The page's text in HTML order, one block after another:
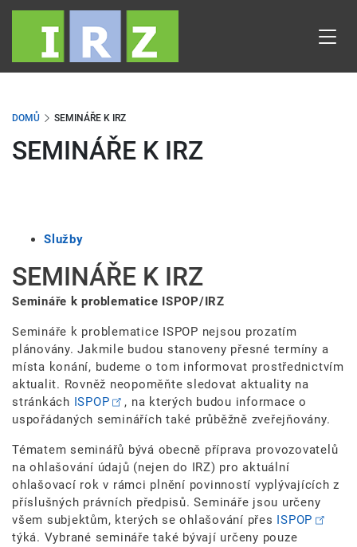
Přejít
obsahu
DOMŮ SEMINÁŘE K IRZ
SEMINÁŘE K IRZ
Služby
SEMINÁŘE K IRZ
Semináře k problematice ISPOP/IRZ
Semináře k problematice ISPOP nejsou prozatím
plánovány. Jakmile budou stanoveny přesné termíny a
místa konání, budeme o tom informovat prostřednictvím
aktualit. Rovněž neopoměňte sledovat aktuality na
stránkách ISPOP
, na kterých budou informace o
uspořádaných seminářích také průběžně zveřejňovány.
Tématem seminářů bývá obecně příprava provozovatelů
na ohlašování údajů (nejen do IRZ) pro aktuální
ohlašovací rok v rámci plnění povinností vyplývajících z
příslušných právních předpisů. Semináře jsou určeny
všem subjektům, kterých se ohlašování přes
ISPOP
týká. Vybrané semináře také bývají určeny pouze